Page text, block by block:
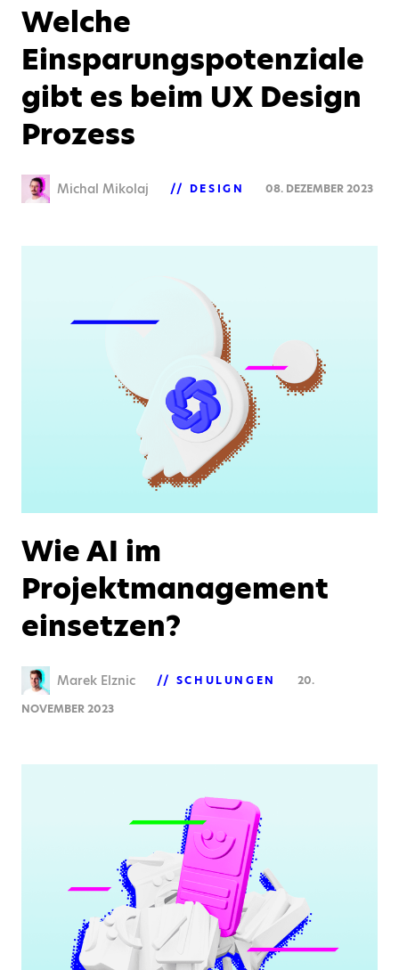
Welche
Einsparungspotenziale
gibt es beim UX Design
Prozess
Michal Mikolaj DESIGN 08. DEZEMBER 2023
Wie AI im
Projektmanagement
einsetzen?
Marek Elznic SCHULUNGEN
20.
NOVEMBER 2023